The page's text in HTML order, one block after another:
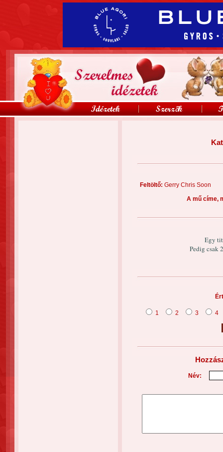
Feltöltő: Gerry Chris
A mű címe,
Egy
Pedig csak
1 2 3 4
Név: